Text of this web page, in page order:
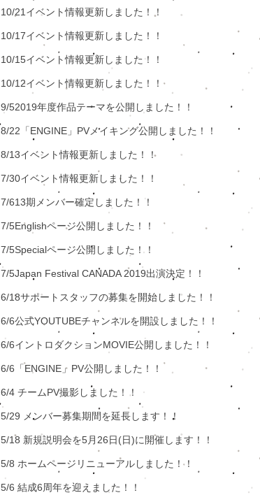
​10/21イベント情報更新しました！！
​10/17イベント情報更新しました！！
10/15イベント情報更新しました！！
​10/12イベント情報更新しました！！
​9/52019年度作品テーマを公開しました！！
8/22「ENGINE」PVメイキング公開しました！！
8/13イベント情報更新しました！！​
7/30イベント情報更新しました！！​
7/613期メンバー確定しました！！
7/5Englishページ公開しました！！​
7/5Specialページ公開しました！！
7/5Japan Festival CANADA 2019出演決定！！​
6/18サポートスタッフの募集を開始しました！！
​6/6公式YOUTUBEチャンネルを開設しました！！
6/6イントロダクションMOVIE公開しました！！​
6/6「ENGINE」PV公開しました！！
​6/4 チームPV撮影しました！！
​5/29 メンバー募集期間を延長します！！
5/18 新規説明会を5月26日(日)に開催します！！
​5/8 ホームページリニューアルしました！！
​5/6 結成6周年を迎えました！！​